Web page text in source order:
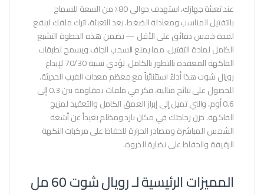
عند تعبئة جهازك، استهدف حوالي 80٪ من السعة للسماح
بالتفتيل المناسب ومعادلة الضغط. بعد التعبئة، اترك ملفك لينقع
لمدة خمس دقائق على الأقل — تضمن هذه الخطوة التشبع
الكامل لمادة التفتيل، مما يمنع السحب الجاف ويسمح لطبقات
الفاكهة المعقدة بالتطور بالكامل. تؤدي نسبة 70/30 لإبداع
رويال شوت هذا أداءً استثنائياً مع معظم معدات الفيب الحديثة.
للحصول على نتائج مثالية، فكر في ملفات بمقاومة بين 0.3 إلى
0.6 أوم، والتي تميل إلى إبراز العمق الكامل والتعقيد لمزيج
الفاكهة. خزن زجاجتك في مكان بارد ومظلم بعيداً عن أشعة
الشمس المباشرة ومصادر الحرارة للحفاظ على مركبات النكهة
الرقيقة والحفاظ على نضارة الذروة.
المميزات الرئيسية لـ رويال شوت 60 مل